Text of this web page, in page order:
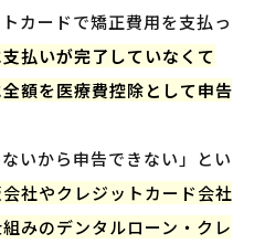
カードで矯正費用を支払っ
払いが完了していなくて
額を医療費控除として申告
いから申告できない」とい
社やクレジットカード会社
みのデンタルローン・クレ